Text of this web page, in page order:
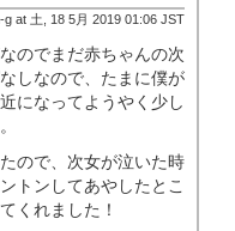
g at 土, 18 5月 2019 01:06 JST
のでまだ赤ちゃんの次
しなので、たまに僕が
になってようやく少し
ので、次女が泣いた時
トンしてあやしたとこ
くれました！